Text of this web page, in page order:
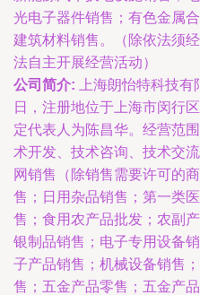
光电子器件销售；有色金属
建筑材料销售。（除依法须
法自主开展经营活动）
公司简介: 上海朗怡特科技
日，注册地位于上海市闵行
定代表人为陈昌华。经营范
术开发、技术咨询、技术交
网销售（除销售需要许可的
售；日用杂品销售；第一类
售；食用农产品批发；农副
银制品销售；电子专用设备
子产品销售；机械设备销售
售；五金产品零售；五金产